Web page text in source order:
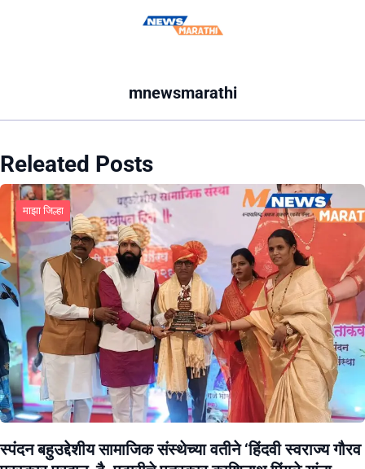
mnewsmarathi
Releated Posts
माझा जिल्हा
स्पंदन बहुउद्देशीय सामाजिक संस्थेच्या वतीने ‘हिंदवी स्वराज्य गौरव